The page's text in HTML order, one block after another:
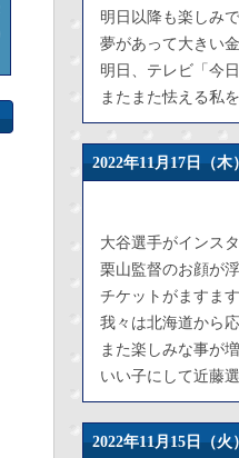
明日以降も楽しみ
夢があって大きい
明日、テレビ「今
またまた怯える私
2022年11月17日
大谷選手がインス
栗山監督のお顔が
チケットがますま
我々は北海道から
また楽しみな事が
いい子にして近藤
2022年11月15日